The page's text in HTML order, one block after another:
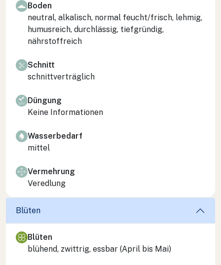
Boden
neutral, alkalisch, normal feucht/frisch, lehmig,
humusreich, durchlässig, tiefgründig,
nährstoffreich
Schnitt
schnittverträglich
Düngung
Keine Informationen
Wasserbedarf
mittel
Vermehrung
Veredlung
Blüten
Blüten
blühend, zwittrig, essbar (April bis Mai)